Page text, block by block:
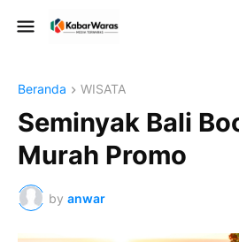
Beranda WISATA
Seminyak Bali
Murah Promo
by anwar